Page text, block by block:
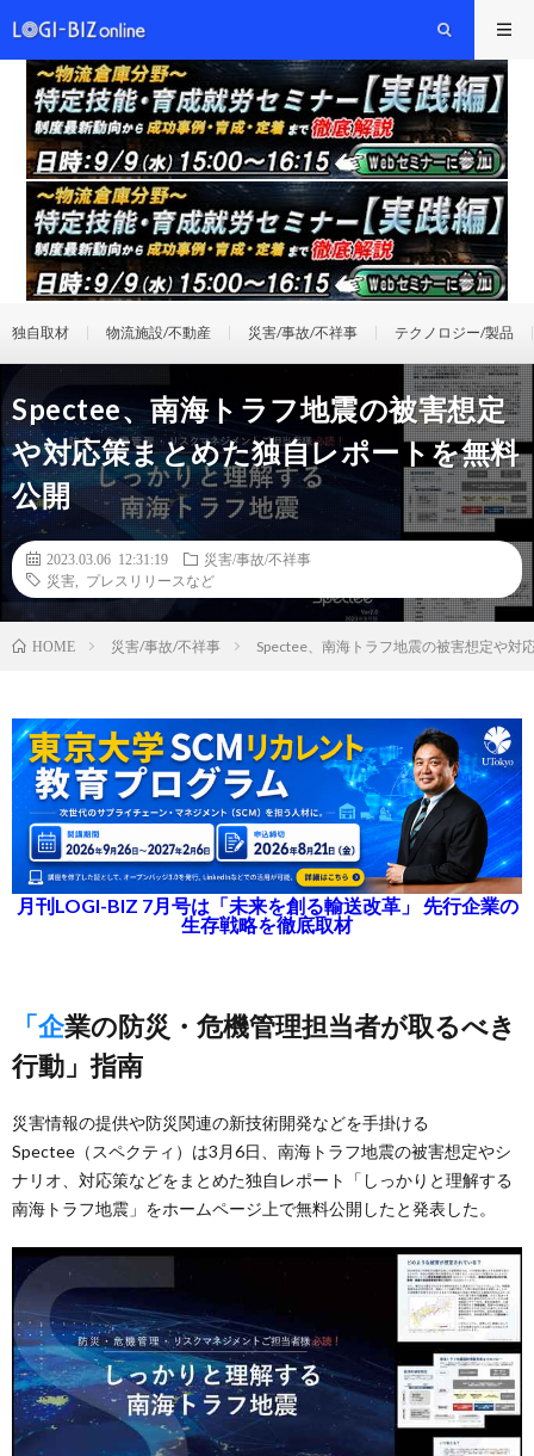
独自取材 物流施設/不動産 災害/事故/不祥事 テクノロジー/製品
Spectee、南海トラフ地震の被害想定
や対応策まとめた独自レポートを無料
公開
2023.03.06 12:31:19
災害/事故/不祥事
災害
プレスリリースなど
HOME 災害/事故/不祥事 Spectee、南海トラフ地震の被害想定や対
月刊LOGI-BIZ 7月号は「未来を創る輸送改革」 先行企業の
生存戦略を徹底取材
「企業の防災・危機管理担当者が取るべき
行動」指南
災害情報の提供や防災関連の新技術開発などを手掛ける
Spectee（スペクティ）は3月6日、南海トラフ地震の被害想定やシ
ナリオ、対応策などをまとめた独自レポート「しっかりと理解する
南海トラフ地震」をホームページ上で無料公開したと発表した。